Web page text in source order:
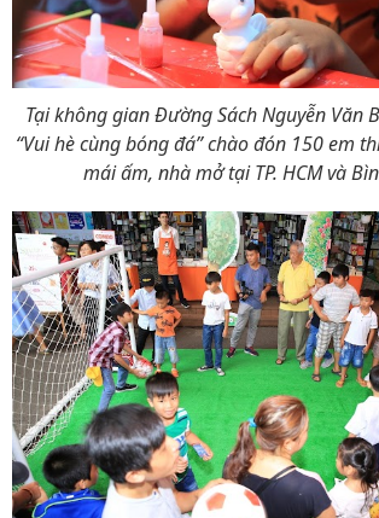
Tại không gian Đường Sách Nguyễn Văn
“Vui hè cùng bóng đá” chào đón 150 em
mái ấm, nhà mở tại TP. HCM và